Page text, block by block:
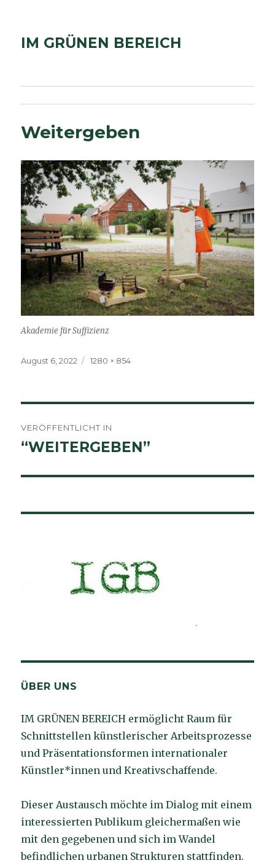
IM GRÜNEN BEREICH
Weitergeben
Akademie für Suffizienz
Veröffentlicht
August 6, 2022
Volle
1280 × 854
VERÖFFENTLICHT IN
“WEITERGEBEN”
ÜBER UNS
IM GRÜNEN BEREICH ermöglicht Raum für
Schnittstellen künstlerischer Arbeitsprozesse
und Präsentationsformen internationaler
Künstler*innen und Kreativschaffende.
Dieser Austausch möchte im Dialog mit einem
interessierten Publikum gleichermaßen wie
mit den gegebenen und sich im Wandel
befindlichen urbanen Strukturen stattfinden.